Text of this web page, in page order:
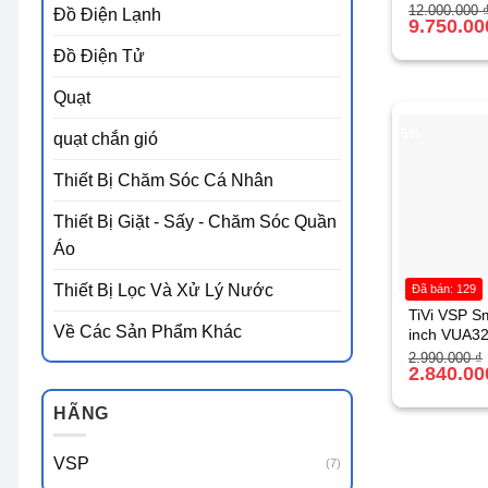
Đồ Điện Lạnh
Đồ Điện Tử
Quạt
quạt chắn gió
Thiết Bị Chăm Sóc Cá Nhân
Thiết Bị Giặt - Sấy - Chăm Sóc Quần
Áo
Thiết Bị Lọc Và Xử Lý Nước
Về Các Sản Phẩm Khác
HÃNG
VSP (7)
12.000.000
Giá
gốc
Giá
hiện
9.750.000
TiVi VSP
inch
2.990.000₫
Giá
gốc
là:
Giá
hiện
tại
2.840.000
Đã bán: 129